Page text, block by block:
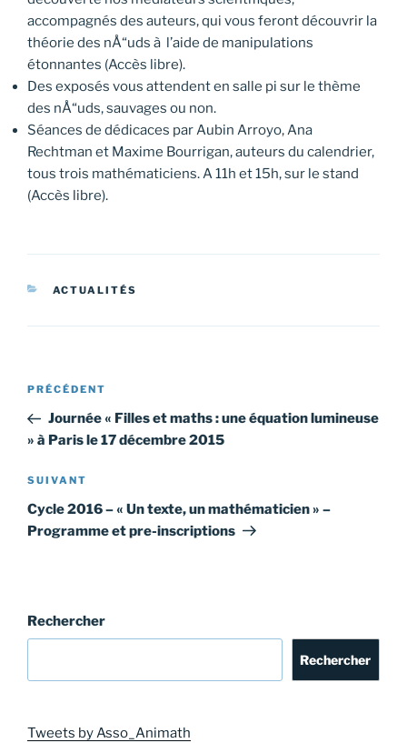
accompagnés des auteurs, qui vous feront découvrir la
théorie des nÅ“uds à l’aide de manipulations
étonnantes (Accès libre).
Des exposés vous attendent en salle pi sur le thème
des nÅ“uds, sauvages ou non.
Séances de dédicaces par Aubin Arroyo, Ana
Rechtman et Maxime Bourrigan, auteurs du calendrier,
tous trois mathématiciens. A 11h et 15h, sur le stand
(Accès libre).
CATÉGORIES
ACTUALITÉS
Navigation
l’article
Article
précédent
PRÉCÉDENT
Journée « Filles et maths : une équation lumineuse
» à Paris le 17 décembre 2015
Article
suivant
SUIVANT
Cycle 2016 – « Un texte, un mathématicien » –
Programme et pre-inscriptions
Rechercher
Rechercher
Tweets by Asso_Animath